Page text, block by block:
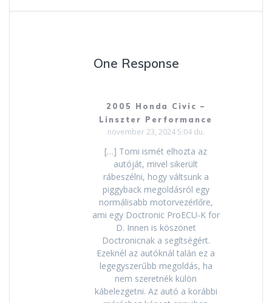
One Response
2005 Honda Civic –
Linszter Performance
november 23, 2024 5:04 du.
[…] Tomi ismét elhozta az
autóját, mivel sikerült
rábeszélni, hogy váltsunk a
piggyback megoldásról egy
normálisabb motorvezérlőre,
ami egy Doctronic ProECU-K for
D. Innen is köszönet
Doctronicnak a segítségért.
Ezeknél az autóknál talán ez a
legegyszerűbb megoldás, ha
nem szeretnék külön
kábelezgetni. Az autó a korábbi